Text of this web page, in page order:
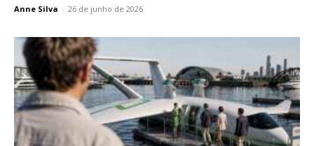
Anne Silva - 26 de junho de 2026